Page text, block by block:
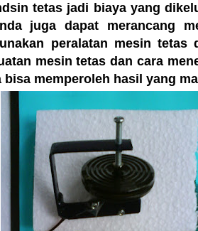
tetas jadi biaya yang
juga dapat merancang
peralatan mesin tetas
mesin tetas dan cara
bisa memperoleh hasil yang